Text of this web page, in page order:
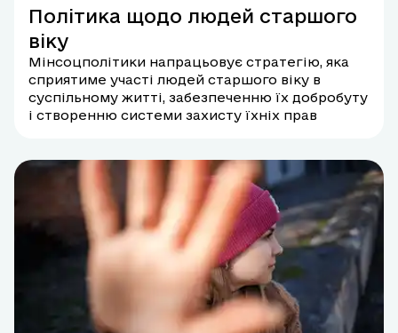
Політика щодо людей старшого
віку
Мінсоцполітики напрацьовує стратегію, яка
сприятиме участі людей старшого віку в
суспільному житті, забезпеченню їх добробуту
і створенню системи захисту їхніх прав